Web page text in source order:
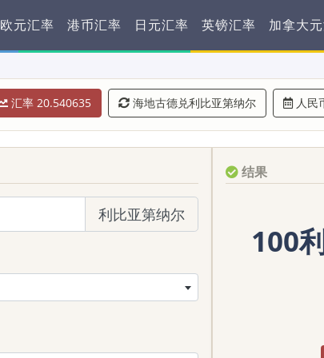
欧元汇率 港币汇率 日元汇率 英镑汇率 加拿大
汇率 20.540635 海地古德兑利比亚第纳尔 人民
利比亚第纳尔
结果
100